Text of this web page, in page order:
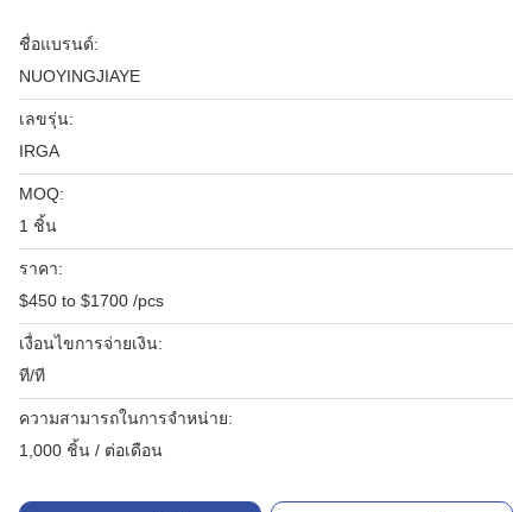
ชื่อแบรนด์:
NUOYINGJIAYE
เลขรุ่น:
IRGA
MOQ:
1 ชิ้น
ราคา:
$450 to $1700 /pcs
เงื่อนไขการจ่ายเงิน:
ที/ที
ความสามารถในการจําหน่าย:
1,000 ชิ้น / ต่อเดือน